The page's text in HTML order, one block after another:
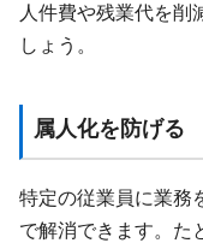
人件費や残業代を削
しょう。
属人化を防げる
特定の従業員に業務
で解消できます。た